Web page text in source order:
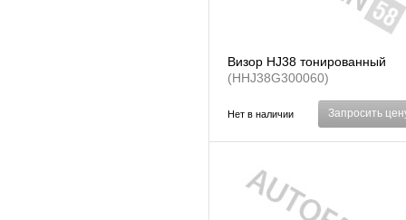
Визор HJ38 тонированный
(HHJ38G300060)
Нет в наличии Запросить